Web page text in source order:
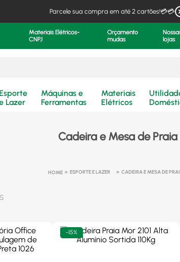
Parcele sua compra em até 2 cartões!💳💳
Materiais Elétricos-
CNPJ
Orçamento
mudas
lojas
Esporte
Lazer
Máquinas e
Ferramentas
Materiais
Elétricos
Cadeira e Mesa de Praia
ESPORTE E LAZER CADEIRA E MESA DE
-15%